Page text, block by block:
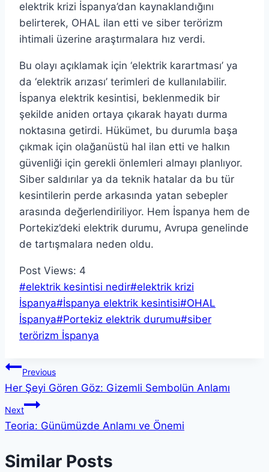
elektrik krizi İspanya’dan kaynaklandığını
belirterek, OHAL ilan etti ve siber terörizm
ihtimali üzerine araştırmalara hız verdi.
Bu olayı açıklamak için ‘elektrik karartması’ ya
da ‘elektrik arızası’ terimleri de kullanılabilir.
İspanya elektrik kesintisi, beklenmedik bir
şekilde aniden ortaya çıkarak hayatı durma
noktasına getirdi. Hükümet, bu durumla başa
çıkmak için olağanüstü hal ilan etti ve halkın
güvenliği için gerekli önlemleri almayı planlıyor.
Siber saldırılar ya da teknik hatalar da bu tür
kesintilerin perde arkasında yatan sebepler
arasında değerlendiriliyor. Hem İspanya hem de
Portekiz’deki elektrik durumu, Avrupa genelinde
de tartışmalara neden oldu.
Post Views: 4
Post
Tags:
#elektrik kesintisi nedir#elektrik krizi
İspanya#İspanya elektrik kesintisi#OHAL
İspanya#Portekiz elektrik durumu#siber
terörizm İspanya
Yazı
gezinmesi
Previous
Her Şeyi Gören Göz: Gizemli Sembolün Anlamı
Next
Teoria: Günümüzde Anlamı ve Önemi
Similar Posts